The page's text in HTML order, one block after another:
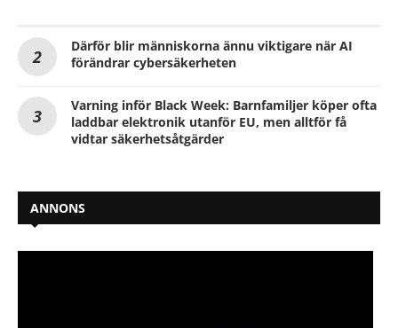
Därför blir människorna ännu viktigare när AI
förändrar cybersäkerheten
Varning inför Black Week: Barnfamiljer köper ofta
laddbar elektronik utanför EU, men alltför få
vidtar säkerhetsåtgärder
ANNONS